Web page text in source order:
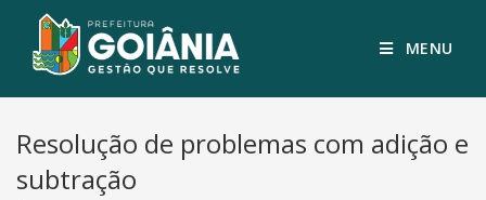
MENU
Resolução de problemas com adição e
subtração